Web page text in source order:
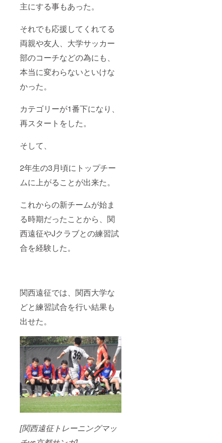
主にする事もあった。
それでも応援してくれてる
両親や友人、大学サッカー
部のコーチなどの為にも、
本当に変わらないといけな
かった。
カテゴリーが1番下になり、
再スタートをした。
そして、
2年生の3月頃にトップチー
ムに上がることが出来た。
これからの新チームが始ま
る時期だったことから、関
西遠征やJクラブとの練習試
合を経験した。
関西遠征では、関西大学な
どと練習試合を行い結果も
出せた。
[関西遠征トレーニングマッ